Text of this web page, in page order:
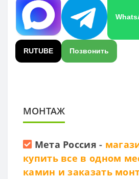
RUTUBE Позвонить
МОНТАЖ
Мета Россия -
купить все в одном
камин и заказать